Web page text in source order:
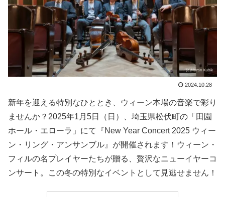
2024.10.28
新年を迎える特別なひととき、ウィーン本場の音楽で彩り
ませんか？2025年1月5日（日）、埼玉県松伏町の「田園
ホール・エローラ」にて『New Year Concert 2025 ウィー
ン・リング・アンサンブル』が開催されます！ウィーン・
フィルの名プレイヤーたちが贈る、贅沢なニューイヤーコ
ンサート。この冬の特別なイベントとして見逃せません！